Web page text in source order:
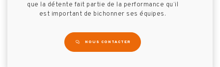
que la détente fait partie de la performance qu’il
est important de bichonner ses équipes.
NOUS CONTACTER